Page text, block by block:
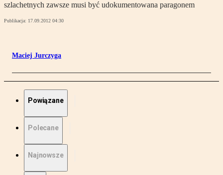
szlachetnych zawsze musi być udokumentowana paragonem
Publikacja: 17.09.2012 04:30
Maciej Jurczyga
Powiązane
Polecane
Najnowsze